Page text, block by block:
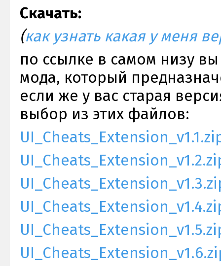
Скачать:
(как узнать какая у меня
по ссылке в самом низу
мода, который
если же у вас старая
выбор из этих файлов: